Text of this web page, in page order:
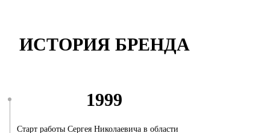
ИСТОРИЯ БРЕНДА
1999
Старт работы Сергея Николаевича в области